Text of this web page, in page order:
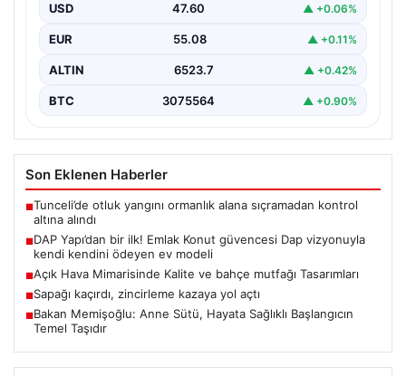
USD 47.60 ▲ +0.06%
EUR 55.08 ▲ +0.11%
ALTIN 6523.7 ▲ +0.42%
BTC 3075564 ▲ +0.90%
Son Eklenen Haberler
■Tunceli’de otluk yangını ormanlık alana sıçramadan kontrol
altına alındı
■DAP Yapı’dan bir ilk! Emlak Konut güvencesi Dap vizyonuyla
kendi kendini ödeyen ev modeli
■Açık Hava Mimarisinde Kalite ve bahçe mutfağı Tasarımları
■Sapağı kaçırdı, zincirleme kazaya yol açtı
■Bakan Memişoğlu: Anne Sütü, Hayata Sağlıklı Başlangıcın
Temel Taşıdır